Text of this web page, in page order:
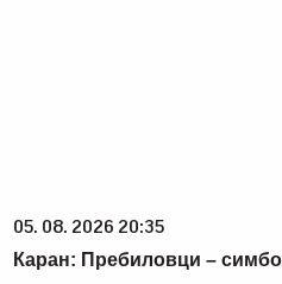
05. 08. 2026 20:35
Каран: Пребиловци –